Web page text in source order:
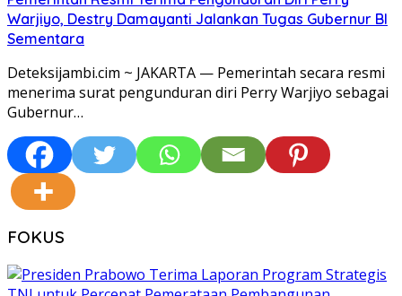
Warjiyo, Destry Damayanti Jalankan Tugas Gubernur BI
Sementara
Deteksijambi.cim ~ JAKARTA — Pemerintah secara resmi
menerima surat pengunduran diri Perry Warjiyo sebagai
Gubernur…
FOKUS